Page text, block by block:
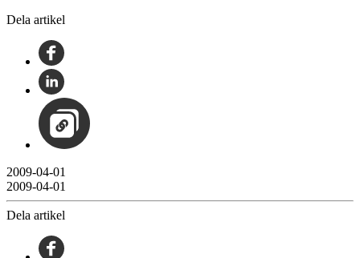
Dela artikel
2009-04-01
2009-04-01
Dela artikel